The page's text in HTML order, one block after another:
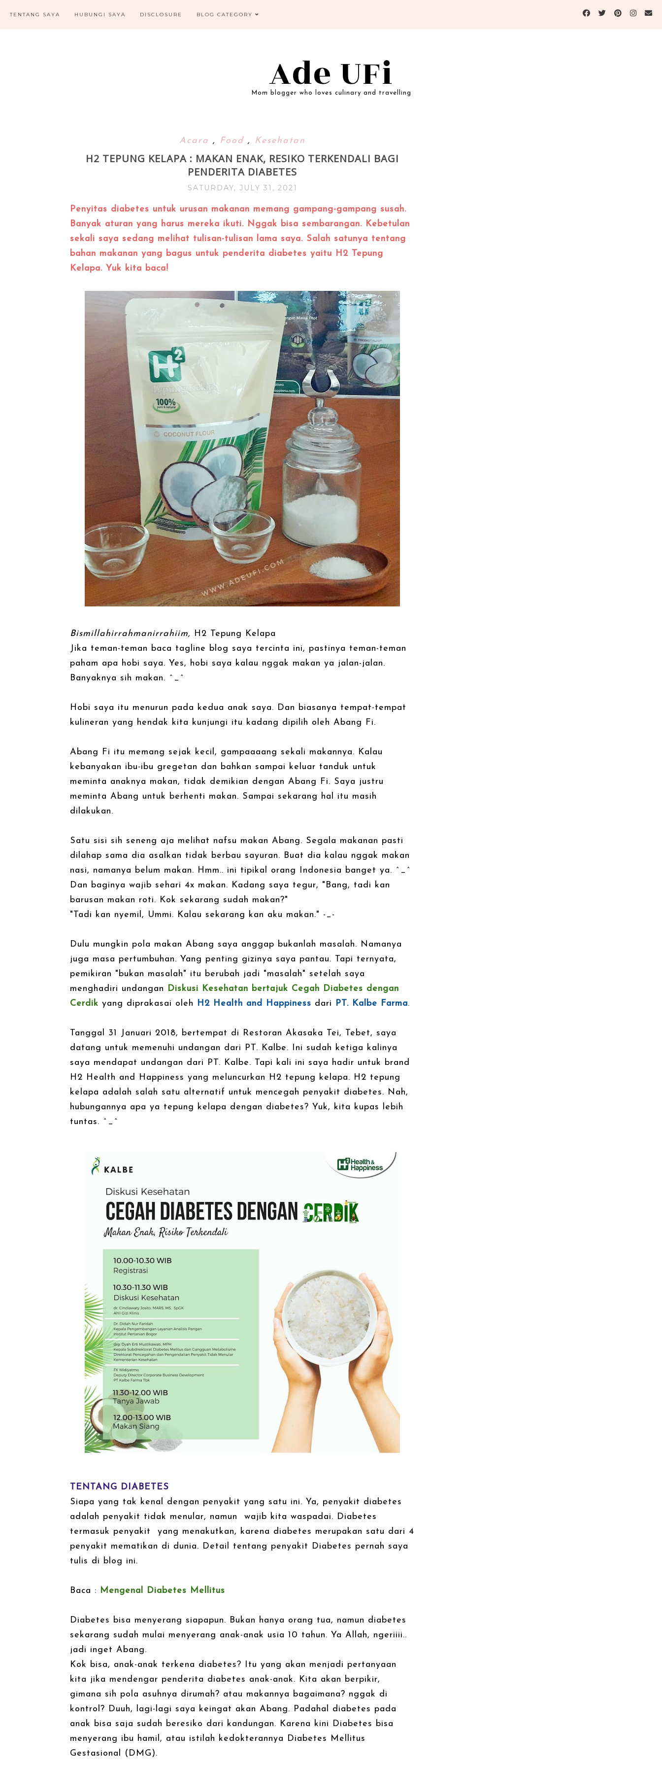
TENTANG SAYA HUBUNGI SAYA DISCLOSURE BLOG CATEGORY
Ade UFi
Mom blogger who loves culinary and travelling
Acara , Food , Kesehatan
H2 TEPUNG KELAPA : MAKAN ENAK, RESIKO TERKENDALI BAGI
PENDERITA DIABETES
SATURDAY, JULY 31, 2021
Penyitas diabetes untuk urusan makanan memang gampang-gampang susah.
Banyak aturan yang harus mereka ikuti. Nggak bisa sembarangan. Kebetulan
sekali saya sedang melihat tulisan-tulisan lama saya. Salah satunya tentang
bahan makanan yang bagus untuk penderita diabetes yaitu H2 Tepung
Kelapa. Yuk kita baca!
Bismillahirrahmanirrahiim, H2 Tepung Kelapa
Jika teman-teman baca tagline blog saya tercinta ini, pastinya teman-teman
paham apa hobi saya. Yes, hobi saya kalau nggak makan ya jalan-jalan.
Banyaknya sih makan. ^_^
Hobi saya itu menurun pada kedua anak saya. Dan biasanya tempat-tempat
kulineran yang hendak kita kunjungi itu kadang dipilih oleh Abang Fi.
Abang Fi itu memang sejak kecil, gampaaaang sekali makannya. Kalau
kebanyakan ibu-ibu gregetan dan bahkan sampai keluar tanduk untuk
meminta anaknya makan, tidak demikian dengan Abang Fi. Saya justru
meminta Abang untuk berhenti makan. Sampai sekarang hal itu masih
dilakukan.
Satu sisi sih seneng aja melihat nafsu makan Abang. Segala makanan pasti
dilahap sama dia asalkan tidak berbau sayuran. Buat dia kalau nggak makan
nasi, namanya belum makan. Hmm.. ini tipikal orang Indonesia banget ya. ^_^
Dan baginya wajib sehari 4x makan. Kadang saya tegur, "Bang, tadi kan
barusan makan roti. Kok sekarang sudah makan?"
"Tadi kan nyemil, Ummi. Kalau sekarang kan aku makan." -_-
Dulu mungkin pola makan Abang saya anggap bukanlah masalah. Namanya
juga masa pertumbuhan. Yang penting gizinya saya pantau. Tapi ternyata,
pemikiran "bukan masalah" itu berubah jadi "masalah" setelah saya
menghadiri undangan Diskusi Kesehatan bertajuk Cegah Diabetes dengan
Cerdik yang diprakasai oleh H2 Health and Happiness dari PT. Kalbe Farma.
Tanggal 31 Januari 2018, bertempat di Restoran Akasaka Tei, Tebet, saya
datang untuk memenuhi undangan dari PT. Kalbe. Ini sudah ketiga kalinya
saya mendapat undangan dari PT. Kalbe. Tapi kali ini saya hadir untuk brand
H2 Health and Happiness yang meluncurkan H2 tepung kelapa. H2 tepung
kelapa adalah salah satu alternatif untuk mencegah penyakit diabetes. Nah,
hubungannya apa ya tepung kelapa dengan diabetes? Yuk, kita kupas lebih
tuntas. ^_^
TENTANG DIABETES
Siapa yang tak kenal dengan penyakit yang satu ini. Ya, penyakit diabetes
adalah penyakit tidak menular, namun wajib kita waspadai. Diabetes
termasuk penyakit yang menakutkan, karena diabetes merupakan satu dari 4
penyakit mematikan di dunia. Detail tentang penyakit Diabetes pernah saya
tulis di blog ini.
Baca : Mengenal Diabetes Mellitus
Diabetes bisa menyerang siapapun. Bukan hanya orang tua, namun diabetes
sekarang sudah mulai menyerang anak-anak usia 10 tahun. Ya Allah, ngeriiii..
jadi inget Abang.
Kok bisa, anak-anak terkena diabetes? Itu yang akan menjadi pertanyaan
kita jika mendengar penderita diabetes anak-anak. Kita akan berpikir,
gimana sih pola asuhnya dirumah? atau makannya bagaimana? nggak di
kontrol? Duuh, lagi-lagi saya keingat akan Abang. Padahal diabetes pada
anak bisa saja sudah beresiko dari kandungan. Karena kini Diabetes bisa
menyerang ibu hamil, atau istilah kedokterannya Diabetes Mellitus
Gestasional (DMG).